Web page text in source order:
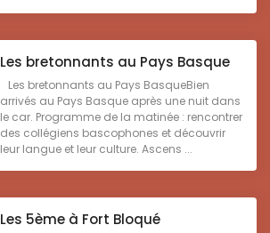
Les bretonnants au Pays Basque
Les bretonnants au Pays BasqueBien
arrivés au Pays Basque après une nuit dans
le car. Programme de la matinée : rencontrer
des collégiens bascophones et découvrir
leur langue et leur culture. Ascens ...
Les 5ème à Fort Bloqué